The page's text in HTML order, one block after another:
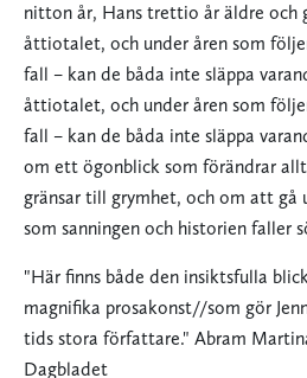
nitton år, Hans trettio år äldre
åttiotalet, och under åren som
fall – kan de båda inte släppa
åttiotalet, och under åren som
fall – kan de båda inte släppa
om ett ögonblick som förändrar
gränsar till grymhet, och om att gå
som sanningen och historien faller
"Här finns både den insiktsfulla
magnifika prosakonst//som gör
tids stora författare." Abram
Dagbladet